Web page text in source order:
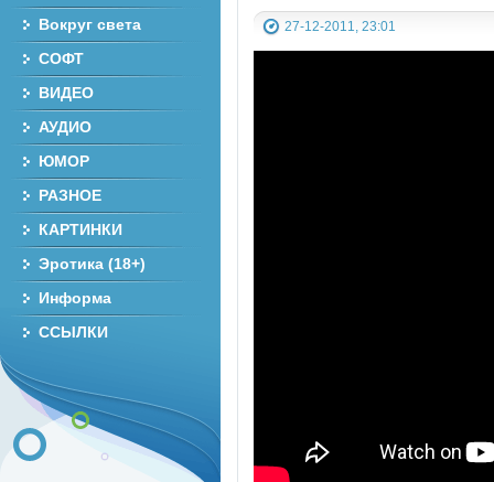
27-12-2011, 23:01
Вокруг света
СОФТ
ВИДЕО
АУДИО
ЮМОР
РАЗНОЕ
КАРТИНКИ
Эротика (18+)
Информа
ССЫЛКИ